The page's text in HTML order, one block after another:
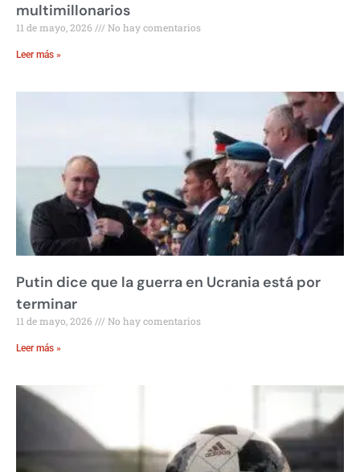
multimillonarios
11 de mayo, 2026 No hay comentarios
Leer más »
Putin dice que la guerra en Ucrania está por
terminar
11 de mayo, 2026 No hay comentarios
Leer más »